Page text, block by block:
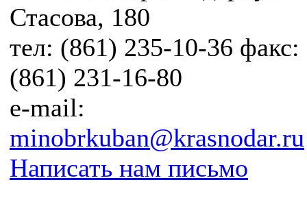
Стасова, 180
тел: (861) 235-10-36 факс:
(861) 231-16-80
e-mail:
minobrkuban@krasnodar.ru
Написать нам письмо